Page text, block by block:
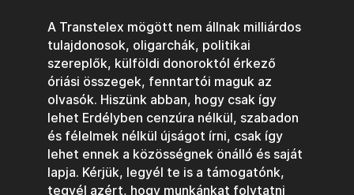
A Transtelex mögött nem állnak milliárdos
tulajdonosok, oligarchák, politikai
szereplők, külföldi donoroktól érkező
óriási összegek, fenntartói maguk az
olvasók. Hiszünk abban, hogy csak így
lehet Erdélyben cenzúra nélkül, szabadon
és félelmek nélkül újságot írni, csak így
lehet ennek a közösségnek önálló és saját
lapja. Kérjük, legyél te is a támogatónk,
tegyél azért, hogy munkánkat folytatni